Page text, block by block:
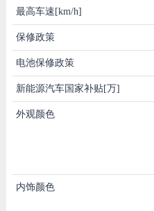
最高车速[km/h]
保修政策
电池保修政策
新能源汽车国家补贴[万]
外观颜色
内饰颜色